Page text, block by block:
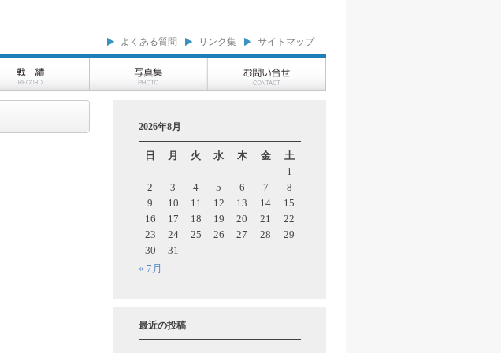
よくある質問 リンク集 サイトマップ
2026年8月
日 月 火 水 木 金 土
« 7月
1
2
3 4 5 6 7
8
9
10 11 12 13 14
15
16
17 18 19 20 21
22
23
24 25 26 27 28
29
30
31
最近の投稿